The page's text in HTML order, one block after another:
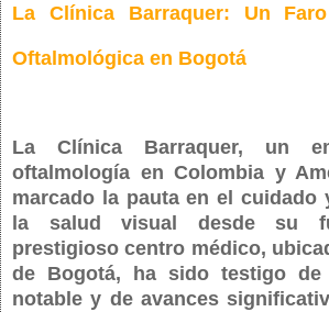
La Clínica Barraquer: Un
Oftalmológica en Bogotá
La Clínica Barraquer, un
oftalmología en Colombia y
marcado la pauta en el cuidado
la salud visual desde su
prestigioso centro médico,
de Bogotá, ha sido testigo de
notable y de avances